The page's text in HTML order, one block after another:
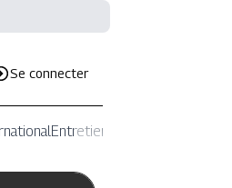
Se connecter
Entretiens